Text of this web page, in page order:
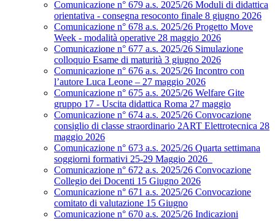
Comunicazione n° 679 a.s. 2025/26 Moduli di didattica
orientativa - consegna resoconto finale 8 giugno 2026
Comunicazione n° 678 a.s. 2025/26 Progetto Move
Week - modalità operative 28 maggio 2026
Comunicazione n° 677 a.s. 2025/26 Simulazione
colloquio Esame di maturità 3 giugno 2026
Comunicazione n° 676 a.s. 2025/26 Incontro con
l’autore Luca Leone – 27 maggio 2026
Comunicazione n° 675 a.s. 2025/26 Welfare Gite
gruppo 17 - Uscita didattica Roma 27 maggio
Comunicazione n° 674 a.s. 2025/26 Convocazione
consiglio di classe straordinario 2ART Elettrotecnica 28
maggio 2026
Comunicazione n° 673 a.s. 2025/26 Quarta settimana
soggiorni formativi 25-29 Maggio 2026
Comunicazione n° 672 a.s. 2025/26 Convocazione
Collegio dei Docenti 15 Giugno 2026
Comunicazione n° 671 a.s. 2025/26 Convocazione
comitato di valutazione 15 Giugno
Comunicazione n° 670 a.s. 2025/26 Indicazioni